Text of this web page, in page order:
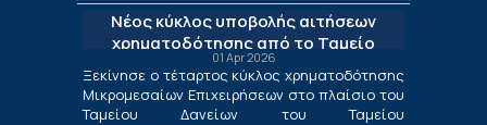
Νέος κύκλος υποβολής αιτήσεων
χρηματοδότησης από το Ταμείο
Δανείων του ΤΕΠΙΧ ΙΙΙ
01 Apr 2026
Ξεκίνησε ο τέταρτος κύκλος χρηματοδότησης
Μικρομεσαίων Επιχειρήσεων στο πλαίσιο του
Ταμείου Δανείων του Ταμείου